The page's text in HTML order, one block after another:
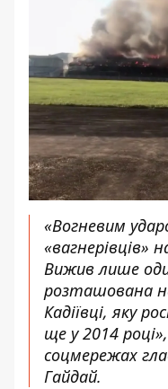
«Вогневим
«вагнерівців»
Вижив лише
розташована
Кадіївці, яку
ще у 2014
соцмережах
Гайдай.